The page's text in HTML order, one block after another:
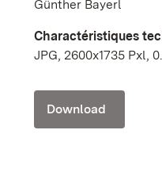
Günther Bayerl
Charactéristiques
JPG, 2600x1735 Pxl,
Download